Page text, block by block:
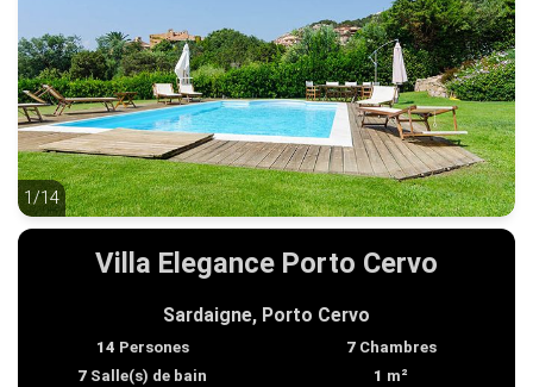
1/14
1/14
Villa Elegance Porto Cervo
Sardaigne, Porto Cervo
14 Persones 7Chambres
7 Salle(s) de bain 1 m²